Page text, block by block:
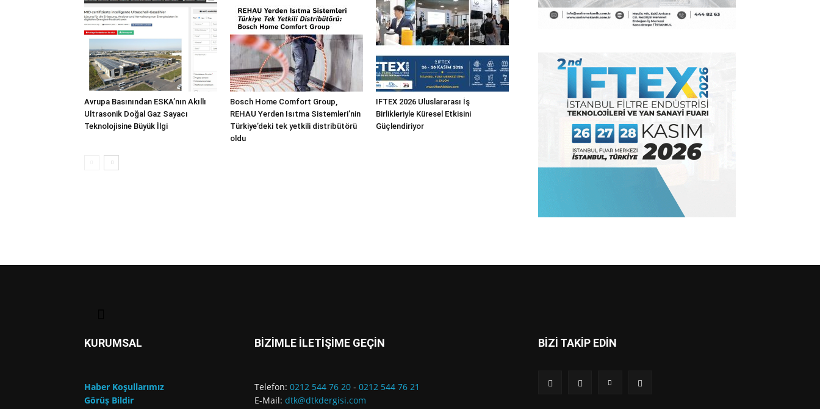
Avrupa Basınından ESKA’nın Akıllı
Ultrasonik Doğal Gaz Sayacı
Teknolojisine Büyük İlgi
Bosch Home Comfort Group,
REHAU Yerden Isıtma Sistemleri’nin
Türkiye’deki tek yetkili distribütörü
oldu
IFTEX 2026 Uluslararası İş
Birlikleriyle Küresel Etkisini
Güçlendiriyor
KURUMSAL
Haber Koşullarımız
Görüş Bildir
BİZİMLE İLETİŞİME GEÇİN
Telefon: 0212 544 76 20 - 0212 544 76 21
E-Mail: dtk@dtkdergisi.com
BİZİ TAKİP EDİN